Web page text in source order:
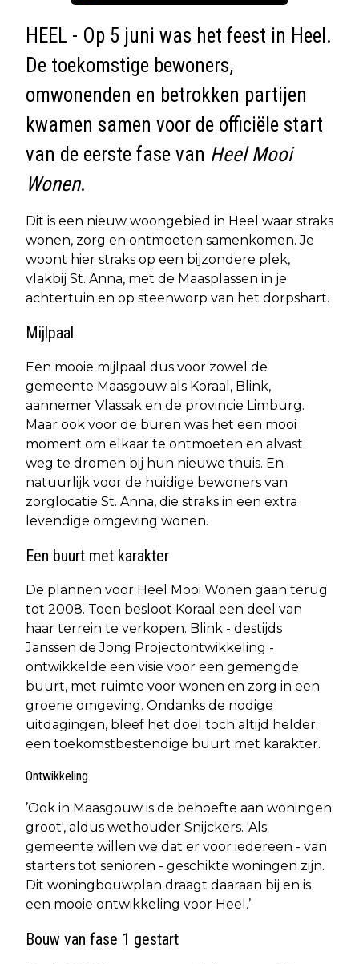
HEEL - Op 5 juni was het feest in Heel.
De toekomstige bewoners,
omwonenden en betrokken partijen
kwamen samen voor de officiële start
van de eerste fase van Heel Mooi
Wonen.
Dit is een nieuw woongebied in Heel waar straks
wonen, zorg en ontmoeten samenkomen. Je
woont hier straks op een bijzondere plek,
vlakbij St. Anna, met de Maasplassen in je
achtertuin en op steenworp van het dorpshart.
Mijlpaal
Een mooie mijlpaal dus voor zowel de
gemeente Maasgouw als Koraal, Blink,
aannemer Vlassak en de provincie Limburg.
Maar ook voor de buren was het een mooi
moment om elkaar te ontmoeten en alvast
weg te dromen bij hun nieuwe thuis. En
natuurlijk voor de huidige bewoners van
zorglocatie St. Anna, die straks in een extra
levendige omgeving wonen.
Een buurt met karakter
De plannen voor Heel Mooi Wonen gaan terug
tot 2008. Toen besloot Koraal een deel van
haar terrein te verkopen. Blink - destijds
Janssen de Jong Projectontwikkeling -
ontwikkelde een visie voor een gemengde
buurt, met ruimte voor wonen en zorg in een
groene omgeving. Ondanks de nodige
uitdagingen, bleef het doel toch altijd helder:
een toekomstbestendige buurt met karakter.
Ontwikkeling
’Ook in Maasgouw is de behoefte aan woningen
groot', aldus wethouder Snijckers. 'Als
gemeente willen we dat er voor iedereen - van
starters tot senioren - geschikte woningen zijn.
Dit woningbouwplan draagt daaraan bij en is
een mooie ontwikkeling voor Heel.’
Bouw van fase 1 gestart